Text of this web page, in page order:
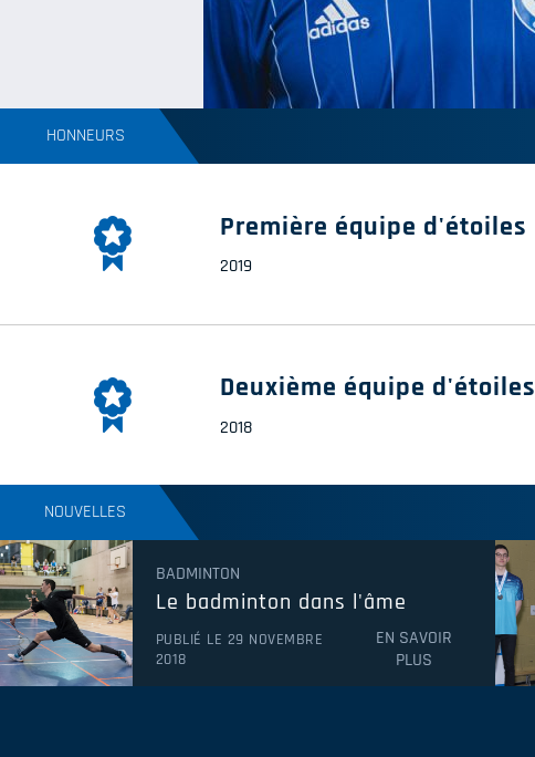
HONNEURS
Première équipe d'étoiles
2019
Deuxième équipe d'étoiles
2018
NOUVELLES
BADMINTON
Le badminton dans l'âme
PUBLIÉ LE 29 NOVEMBRE
2018
EN SAVOIR
PLUS